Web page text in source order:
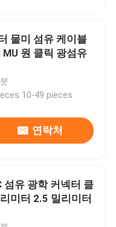
물미 섬유 케이블
10-49 pieces
연락처
섬유 광학 커넥터 클
미터 2.5 밀리미터